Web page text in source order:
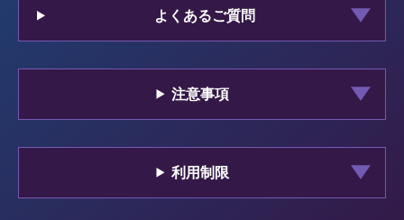
よくあるご質問
注意事項
利用制限